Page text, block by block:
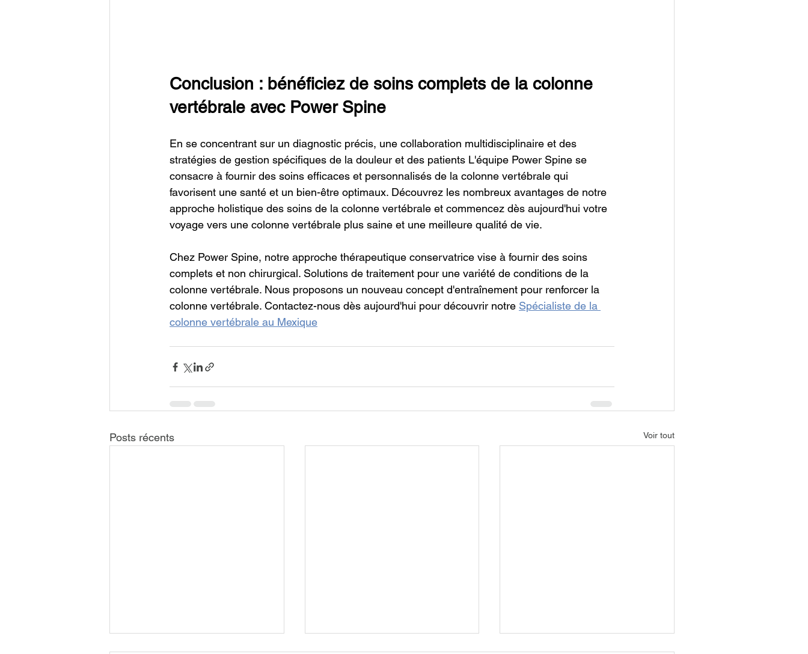
Conclusion : bénéficiez de soins complets de la colonne
vertébrale avec Power Spine
En se concentrant sur un diagnostic précis, une collaboration multidisciplinaire et des
stratégies de gestion spécifiques de la douleur et des patients L'équipe Power Spine se
consacre à fournir des soins efficaces et personnalisés de la colonne vertébrale qui
favorisent une santé et un bien-être optimaux. Découvrez les nombreux avantages de notre
approche holistique des soins de la colonne vertébrale et commencez dès aujourd'hui votre
voyage vers une colonne vertébrale plus saine et une meilleure qualité de vie.
Chez Power Spine, notre approche thérapeutique conservatrice vise à fournir des soins
complets et non chirurgical. Solutions de traitement pour une variété de conditions de la
colonne vertébrale. Nous proposons un nouveau concept d'entraînement pour renforcer la
colonne vertébrale. Contactez-nous dès aujourd'hui pour découvrir notre Spécialiste de la
colonne vertébrale au Mexique
Posts récents Voir tout